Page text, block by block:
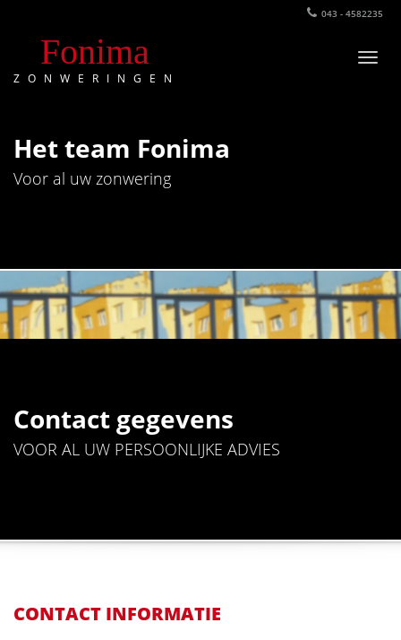
043 - 4582235
Fonima
ZONWERINGEN
Het team Fonima
Voor al uw zonwering
Contact gegevens
VOOR AL UW PERSOONLIJKE ADVIES
CONTACT INFORMATIE